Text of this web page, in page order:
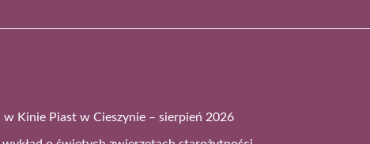
w Kinie Piast w Cieszynie – sierpień 2026